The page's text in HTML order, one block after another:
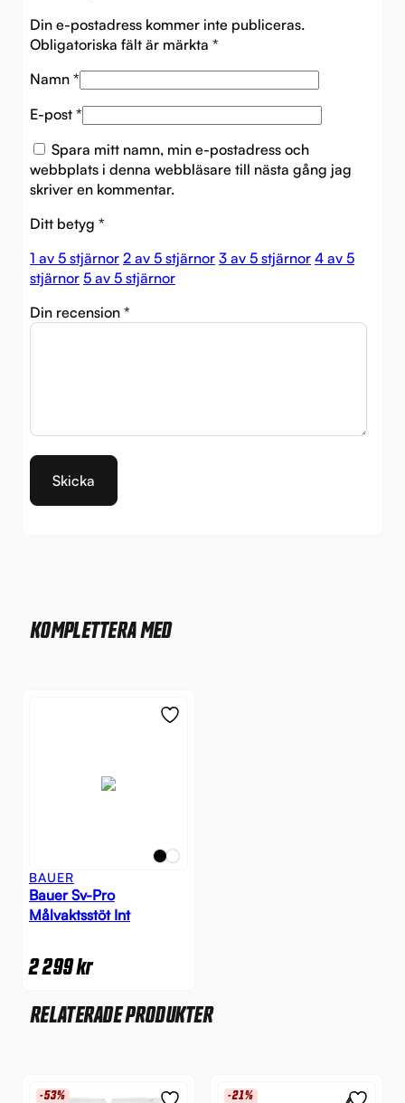
Din e-postadress kommer inte publiceras.
Obligatoriska fält är märkta *
Namn *
E-post *
Spara mitt namn, min e-postadress och
webbplats i denna webbläsare till nästa gång jag
skriver en kommentar.
Ditt betyg *
1 av 5 stjärnor 2 av 5 stjärnor 3 av 5 stjärnor 4 av 5
stjärnor 5 av 5 stjärnor
Din recension *
KOMPLETTERA MED
BAUER
Bauer Sv-Pro
Målvaktsstöt Int
2 299kr
RELATERADE PRODUKTER
-53% -21%